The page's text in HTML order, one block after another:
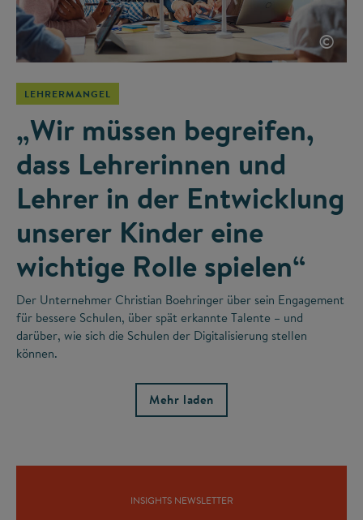
©
LEHRERMANGEL
„Wir müssen begreifen,
dass Lehrerinnen und
Lehrer in der Entwicklung
unserer Kinder eine
wichtige Rolle spielen“
Der Unternehmer Christian Boehringer über sein Engagement
für bessere Schulen, über spät erkannte Talente – und
darüber, wie sich die Schulen der Digitalisierung stellen
können.
Mehr laden
INSIGHTS NEWSLETTER